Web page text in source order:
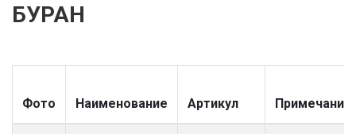
БУРАН
Фото Наименование Артикул Примечание